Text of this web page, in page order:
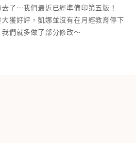
了⋯我們最近已經準備印第五版！
獲好評，凱娜並沒有在月經教育停下
們就多做了部分修改～